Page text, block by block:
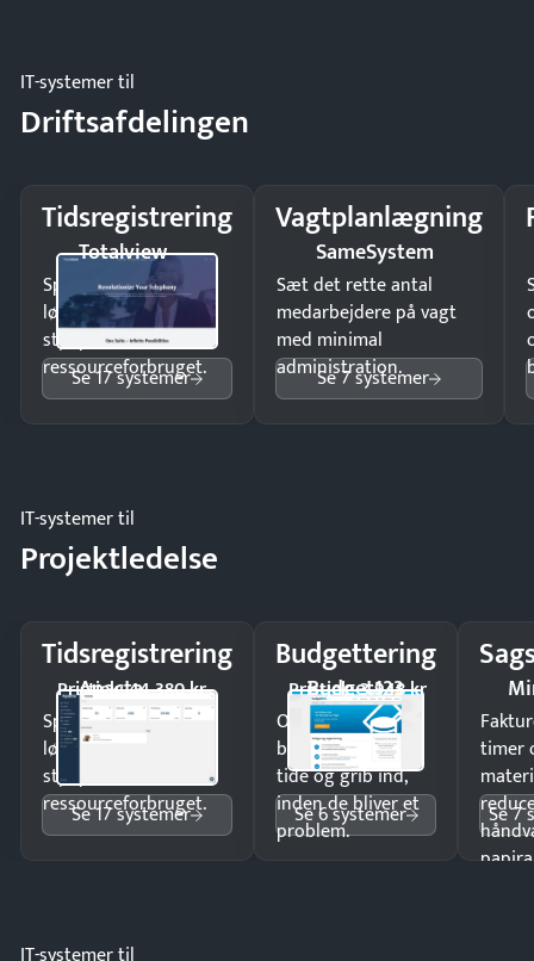
IT-systemer til
Driftsafdelingen
Tidsregistrering
Totalview
Spar tid på
lønberegning og få
styr på
ressourceforbruget.
Se 17 systemer
Vagtplanlægning
SameSystem
Sæt det rette antal
medarbejdere på vagt
med minimal
administration.
Se 7 systemer
IT-systemer til
Projektledelse
Tidsregistrering
Apacta
Pristjek: 44.380 kr
Spar tid på
lønberegning og få
styr på
ressourceforbruget.
Se 17 systemer
Budgettering
Budget123
Pristjek: 3.948 kr
Opdag
budgetafvigelser i
tide og grib ind,
inden de bliver et
problem.
Se 6 systemer
timer
Se 7